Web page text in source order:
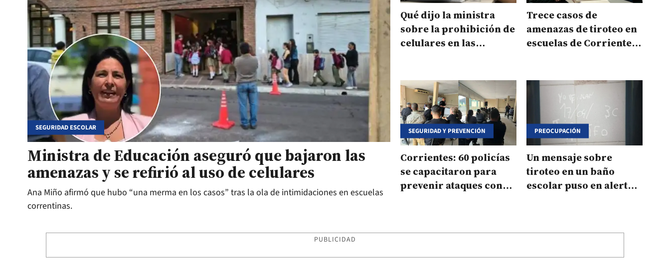
SEGURIDAD ESCOLAR
Ministra de Educación aseguró que bajaron las
amenazas y se refirió al uso de celulares
Ana Miño afirmó que hubo “una merma en los casos” tras la ola de intimidaciones en escuelas
correntinas.
Qué dijo la ministra
sobre la prohibición de
celulares en las
Trece casos de
amenazas de tiroteo en
escuelas de Corrientes:
SEGURIDAD Y PREVENCIÓN
Corrientes: 60 policías
se capacitaron para
prevenir ataques con
PREOCUPACIÓN
Un mensaje sobre
tiroteo en un baño
escolar puso en alerta a
PUBLICIDAD